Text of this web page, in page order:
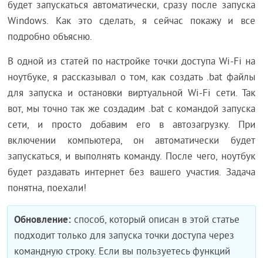
будет запускаться автоматически, сразу после запуска
Windows. Как это сделать, я сейчас покажу и все
подробно объясню.
В одной из статей по настройке точки доступа Wi-Fi на
ноутбуке, я рассказывал о том, как создать .bat файлы
для запуска и остановки виртуальной Wi-Fi сети. Так
вот, мы точно так же создадим .bat с командой запуска
сети, и просто добавим его в автозагрузку. При
включении компьютера, он автоматически будет
запускаться, и выполнять команду. После чего, ноутбук
будет раздавать интернет без вашего участия. Задача
понятна, поехали!
Обновление: способ, который описан в этой статье
подходит только для запуска точки доступа через
командную строку. Если вы пользуетесь функций